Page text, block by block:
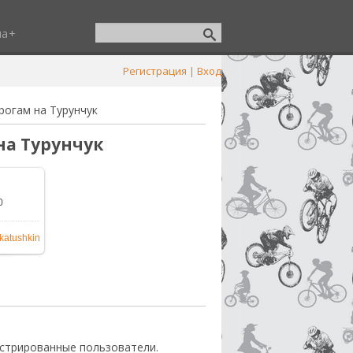
Регистрация | Вход
на Турунчук
Турунчук
пользователи.